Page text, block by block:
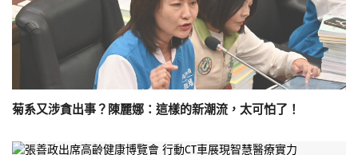
菊系又涉貪出事？陳麗娜：這樣的新潮流，太可怕了！